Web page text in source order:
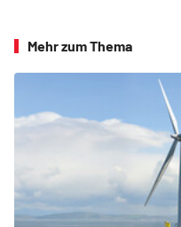
Mehr zum Thema